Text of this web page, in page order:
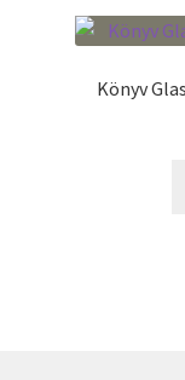
Könyv